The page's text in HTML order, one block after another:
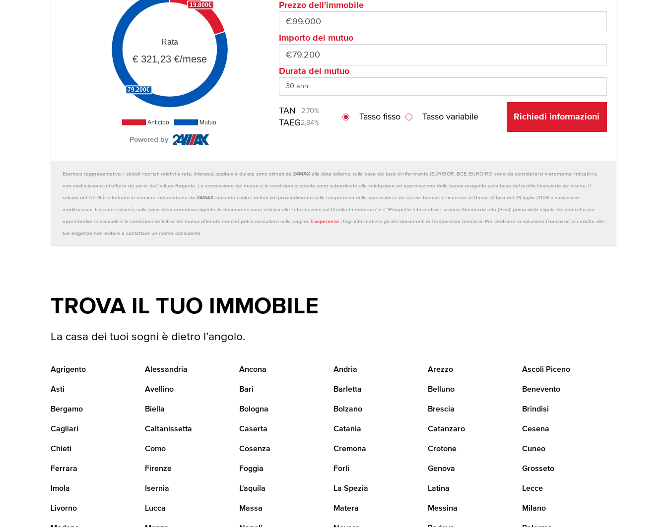
Anticipo Mutuo
19.800€
79.200€
Rata
€ 321,23 €/mese
Powered by
Prezzo dell'immobile
Importo del mutuo
Durata del mutuo
TAN 2,70%
TAEG2,84%
Tasso fisso Tasso variabile Richiedi informazioni
Esempio rappresentativo: I calcoli riportati relativi a rate, interessi, capitale e durata sono stimati da 24MAXalla data odierna sulla base dei tassi di riferimento (EURIBOR, BCE, EUROIRS) sono da considerarsi meramente indicativi e
non costituiscono un'offerta da parte dell'Istituto Rogante. La concessione del mutuo e le condizioni proposte sono subordinate alla valutazione ed approvazione della banca erogante sulla base del profilo finanziario del cliente. Il
calcolo del TAEG è effettuato in maniera indipendente da 24MAXsecondo i criteri dettati dal provvedimento sulla trasparenza delle operazioni e dei servizi bancari e finanziari di Banca d'Italia del 29 luglio 2009 e successive
modificazioni. Il cliente riceverà, sulla base della normativa vigente, la documentazione relativa alle 'Informazioni sul Credito Immobiliare' e il “Prospetto Informativo Europeo Standardizzato (Pies)' prima della stipula del contratto per
approfondire le clausole e le condizioni definitive del mutuo ottenuto nonché potrà consultare sulla pagina Trasparenza i fogli informativi e gli altri documenti di Trasparenza bancaria. Per verificare la soluzione finanziaria più adatta alle
tue esigenze non esitare a contattare un nostro consulente.
TROVA IL TUO IMMOBILE
La casa dei tuoi sogni è dietro l’angolo.
Agrigento Alessandria Ancona Andria Arezzo Ascoli Piceno
Asti Avellino Bari Barletta Belluno Benevento
Bergamo Biella Bologna Bolzano Brescia Brindisi
Cagliari Caltanissetta Caserta Catania Catanzaro Cesena
Chieti Como Cosenza Cremona Crotone Cuneo
Ferrara Firenze Foggia Forli Genova Grosseto
Imola Isernia L'aquila La Spezia Latina Lecce
Livorno Lucca Massa Matera Messina Milano